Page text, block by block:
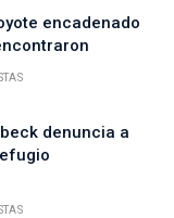
encadenado
denuncia a